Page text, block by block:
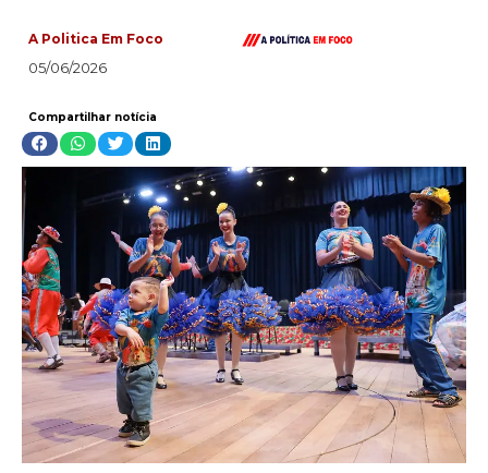
A Politica Em Foco
05/06/2026
Compartilhar notícia